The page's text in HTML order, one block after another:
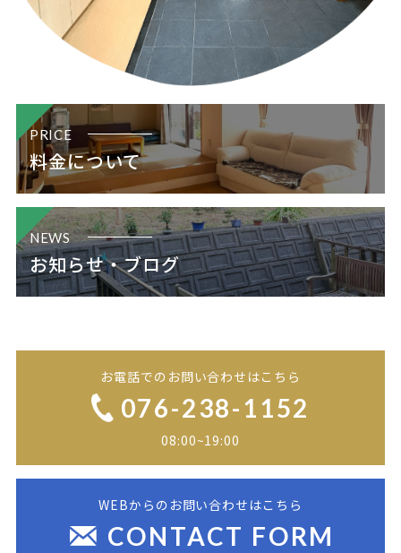
PRICE
料金について
NEWS
お知らせ・ブログ
お電話でのお問い合わせはこちら
076-238-1152
08:00~19:00
WEBからのお問い合わせはこちら
CONTACT FORM